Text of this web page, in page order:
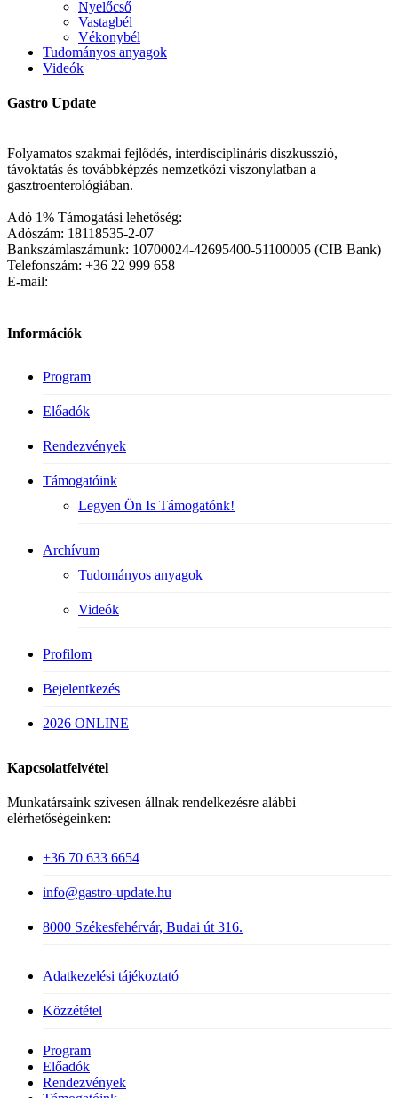
Nyelőcső
Vastagbél
Vékonybél
Tudományos anyagok
Videók
Gastro Update
Folyamatos szakmai fejlődés, interdisciplináris diszkusszió,
távoktatás és továbbképzés nemzetközi viszonylatban a
gasztroenterológiában.
Adó 1% Támogatási lehetőség:
Adószám: 18118535-2-07
Bankszámlaszámunk: 10700024-42695400-51100005 (CIB Bank)
Telefonszám: +36 22 999 658
E-mail:
Információk
Program
Előadók
Rendezvények
Támogatóink
Legyen Ön Is Támogatónk!
Archívum
Tudományos anyagok
Videók
Profilom
Bejelentkezés
2026 ONLINE
Kapcsolatfelvétel
Munkatársaink szívesen állnak rendelkezésre alábbi
elérhetőségeinken:
+36 70 633 6654
info@gastro-update.hu
8000 Székesfehérvár, Budai út 316.
Adatkezelési tájékoztató
Közzététel
Close
Menu
Program
Előadók
Rendezvények